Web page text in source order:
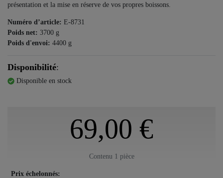
présentation et la mise en réserve de vos propres boissons.
Numéro d’article: E-8731
Poids net: 3700 g
Poids d'envoi: 4400 g
Disponibilité:
Disponible en stock
69,00 €
Contenu 1 pièce
Prix échelonnés: